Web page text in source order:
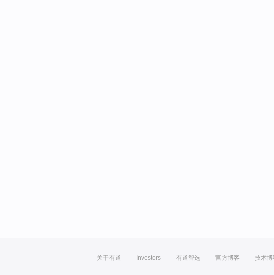
关于有道 Investors 有道智选 官方博客 技术博